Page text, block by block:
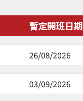
暫定開班日期
26/08/2026
03/09/2026